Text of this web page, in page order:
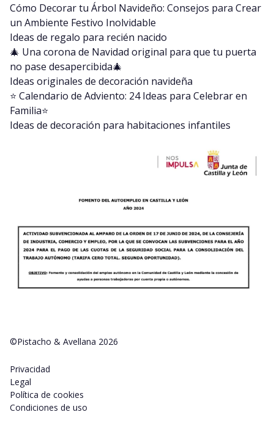
Cómo Decorar tu Árbol Navideño: Consejos para Crear
un Ambiente Festivo Inolvidable
Ideas de regalo para recién nacido
🎄 Una corona de Navidad original para que tu puerta
no pase desapercibida🎄
Ideas originales de decoración navideña
⭐️ Calendario de Adviento: 24 Ideas para Celebrar en
Familia⭐️
Ideas de decoración para habitaciones infantiles
©Pistacho & Avellana 2026
Privacidad
Legal
Política de cookies
Condiciones de uso